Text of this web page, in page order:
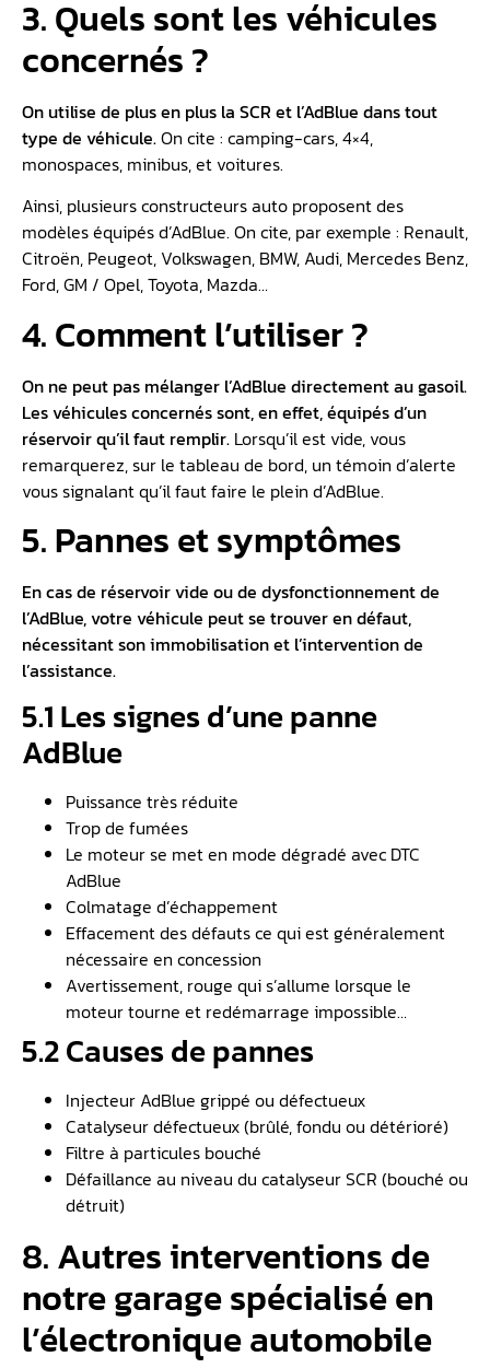
3. Quels sont les véhicules
concernés ?
On utilise de plus en plus la SCR et l’AdBlue dans tout
type de véhicule.On cite : camping-cars, 4×4,
monospaces, minibus, et voitures.
Ainsi, plusieurs constructeurs auto proposent des
modèles équipés d’AdBlue. On cite, par exemple : Renault,
Citroën, Peugeot, Volkswagen, BMW, Audi, Mercedes Benz,
Ford, GM / Opel, Toyota, Mazda…
4. Comment l’utiliser ?
On ne peut pas mélanger l’AdBlue directement au gasoil.
Les véhicules concernés sont, en effet, équipés d’un
réservoir qu’il faut remplir. Lorsqu’il est vide, vous
remarquerez, sur le tableau de bord, un témoin d’alerte
vous signalant qu’il faut faire le plein d’AdBlue.
5. Pannes et symptômes
En cas de réservoir vide ou de dysfonctionnement de
l’AdBlue, votre véhicule peut se trouver en défaut,
nécessitant son immobilisation et l’intervention de
l’assistance.
5.1 Les signes d’une panne
AdBlue
Puissance très réduite
Trop de fumées
Le moteur se met en mode dégradé avec DTC
AdBlue
Colmatage d’échappement
Effacement des défauts ce qui est généralement
nécessaire en concession
Avertissement, rouge qui s’allume lorsque le
moteur tourne et redémarrage impossible…
5.2 Causes de pannes
Injecteur AdBlue grippé ou défectueux
Catalyseur défectueux (brûlé, fondu ou détérioré)
Filtre à particules bouché
Défaillance au niveau du catalyseur SCR (bouché ou
détruit)
8. Autres interventions de
notre garage spécialisé en
l’électronique automobile